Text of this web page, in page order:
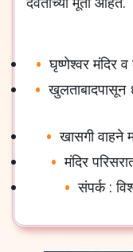
घृष्णेश्वर मंदिर व
खुलताबादपासून
खासगी वाहने
मंदिर
संपर्क: